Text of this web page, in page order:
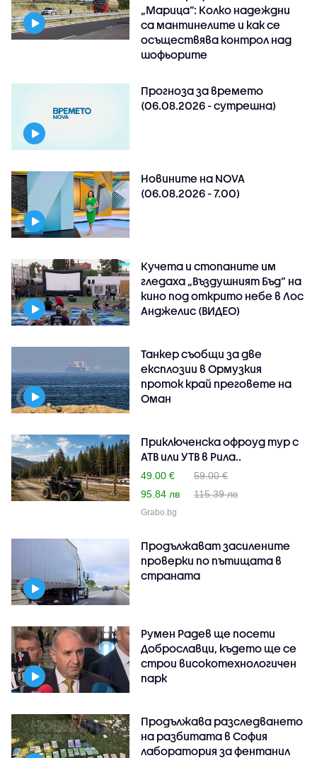
„Марица”: Колко надеждни
са мантинелите и как се
осъществява контрол над
шофьорите
Прогноза за времето
(06.08.2026 - сутрешна)
Новините на NOVA
(06.08.2026 - 7.00)
Кучета и стопаните им
гледаха „Въздушният Бъд“ на
кино под открито небе в Лос
Анджелис (ВИДЕО)
Танкер съобщи за две
експлозии в Ормузкия
проток край преговете на
Оман
Приключенска офроуд тур с
АТВ или УТВ в Рила..
49.00 €
59.00 €
95.84 лв
115.39 лв
Grabo.bg
Продължават засилените
проверки по пътищата в
страната
Румен Радев ще посети
Доброславци, където ще се
строи високотехнологичен
парк
Продължава разследването
на разбитата в София
лаборатория за фентанил